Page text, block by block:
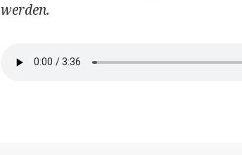
werden.